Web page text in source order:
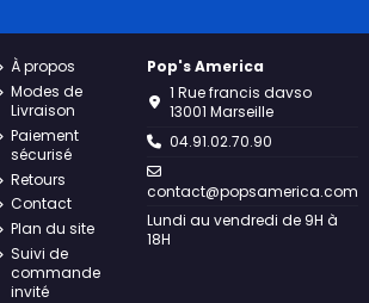
À propos
Modes de
Livraison
Paiement
sécurisé
Retours
Contact
Plan du site
Suivi de
commande
invité
Pop's America
1 Rue francis davso
13001 Marseille
04.91.02.70.90
contact@popsamerica.com
Lundi au vendredi de 9H à
18H